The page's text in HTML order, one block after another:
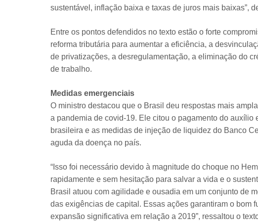
sustentável, inflação baixa e taxas de juros mais baixas”,
Entre os pontos defendidos no texto estão o forte
reforma tributária para aumentar a eficiência, a
de privatizações, a desregulamentação, a eliminação do
de trabalho.
Medidas emergenciais
O ministro destacou que o Brasil deu respostas mais
a pandemia de covid-19. Ele citou o pagamento do
brasileira e as medidas de injeção de liquidez do Banco
aguda da doença no país.
“Isso foi necessário devido à magnitude do choque no
rapidamente e sem hesitação para salvar a vida e o
Brasil atuou com agilidade e ousadia em um conjunto de
das exigências de capital. Essas ações garantiram o bom
expansão significativa em relação a 2019”, ressaltou o